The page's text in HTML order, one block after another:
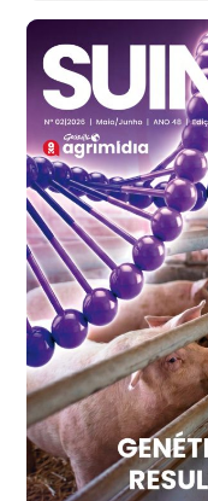
SP
R$ 7,13
kg
Frango - Indicador
SP
R$ 7,15
kg
Trigo Atacado -
PR
R$ 1.414,20
t
Trigo Atacado -
RS
R$ 1.314,40
t